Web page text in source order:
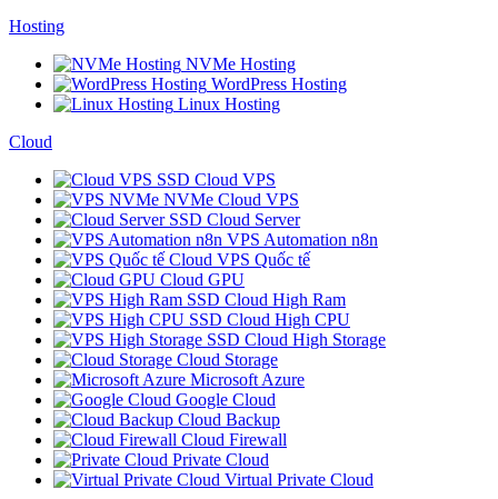
Hosting
NVMe Hosting
WordPress Hosting
Linux Hosting
Cloud
SSD Cloud VPS
NVMe Cloud VPS
SSD Cloud Server
VPS Automation n8n
Cloud VPS Quốc tế
Cloud GPU
SSD Cloud High Ram
SSD Cloud High CPU
SSD Cloud High Storage
Cloud Storage
Microsoft Azure
Google Cloud
Cloud Backup
Cloud Firewall
Private Cloud
Virtual Private Cloud